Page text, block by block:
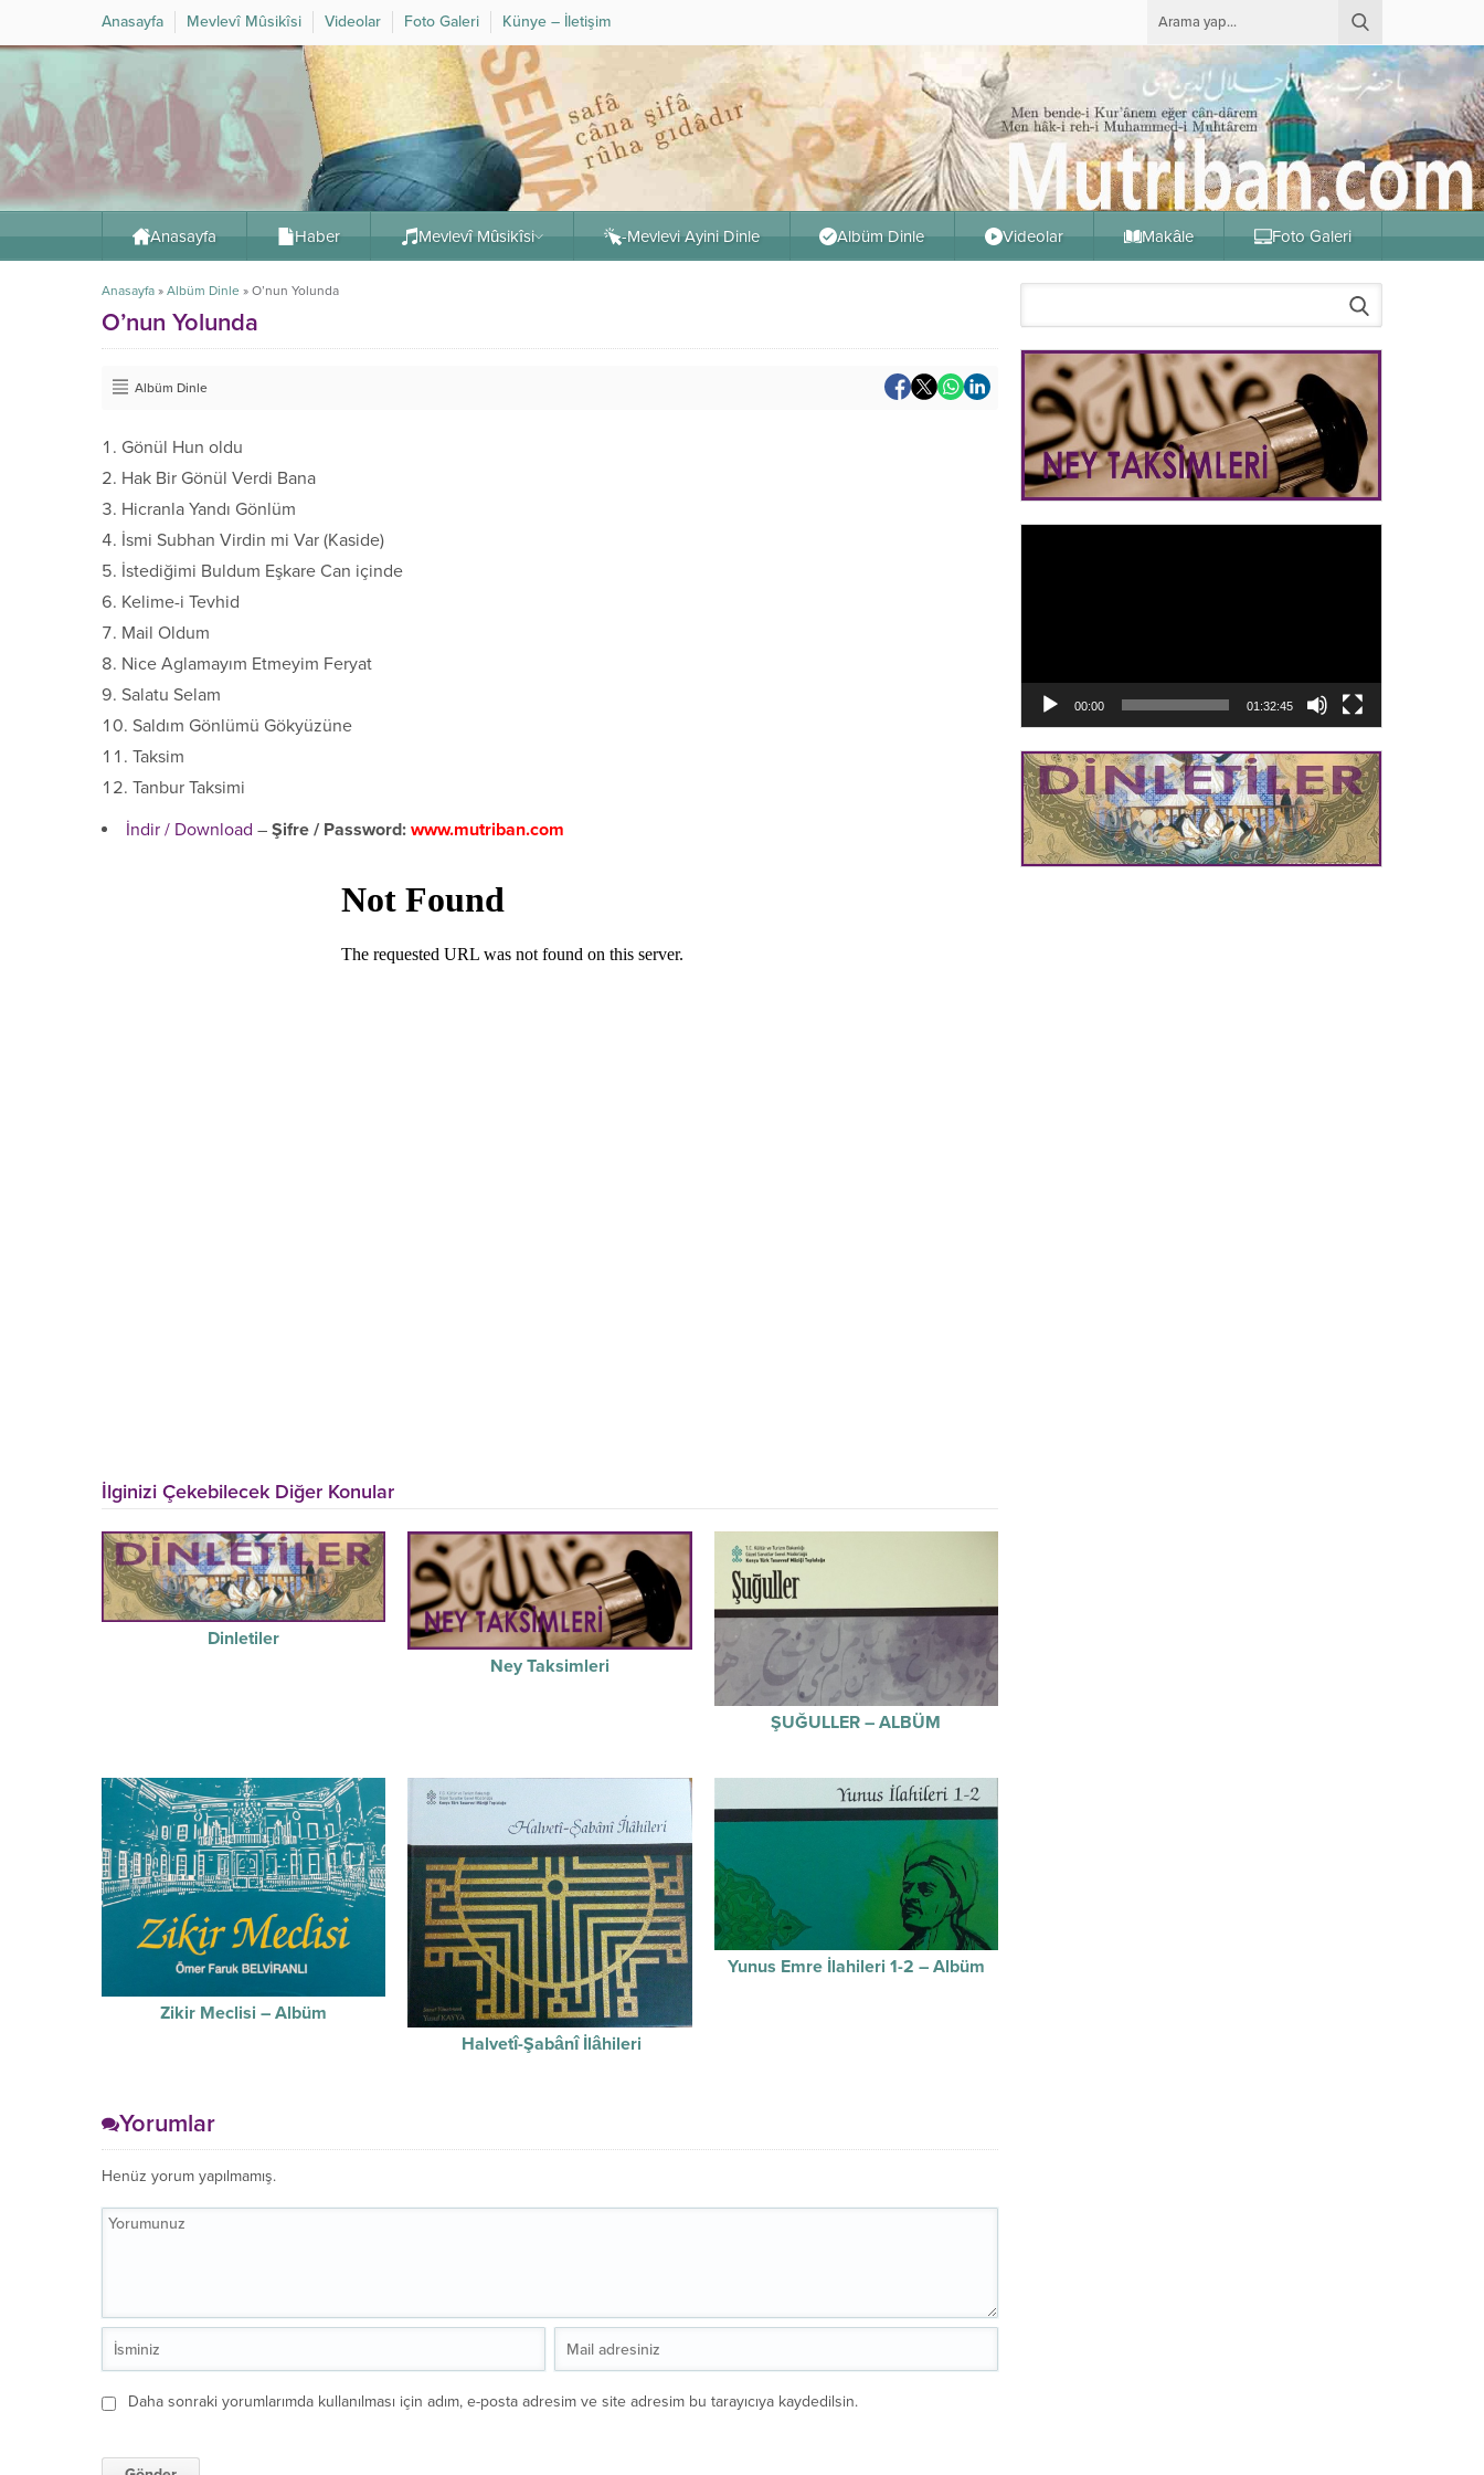
Anasayfa Mevlevî Mûsikîsi Videolar Foto Galeri Künye – İletişim
Anasayfa Haber Mevlevî Mûsikîsi -Mevlevi Ayini Dinle Albüm Dinle Videolar Makâle Foto Galeri
Anasayfa » Albüm Dinle » O’nun Yolunda
O’nun Yolunda
Albüm Dinle
Gönül Hun oldu
Hak Bir Gönül Verdi Bana
Hicranla Yandı Gönlüm
İsmi Subhan Virdin mi Var (Kaside)
İstediğimi Buldum Eşkare Can içinde
Kelime-i Tevhid
Mail Oldum
Nice Aglamayım Etmeyim Feryat
Salatu Selam
Saldım Gönlümü Gökyüzüne
Taksim
Tanbur Taksimi
İndir / Download – Şifre / Password: www.mutriban.com
İlginizi Çekebilecek Diğer Konular
Dinletiler
Ney Taksimleri
ŞUĞULLER – ALBÜM
Zikir Meclisi – Albüm
Halvetî-Şabânî İlâhileri
Yunus Emre İlahileri 1-2 – Albüm
Yorumlar
Henüz yorum yapılmamış.
Daha sonraki yorumlarımda kullanılması için adım, e-posta adresim ve site adresim bu tarayıcıya kaydedilsin.
00:00 01:32:45